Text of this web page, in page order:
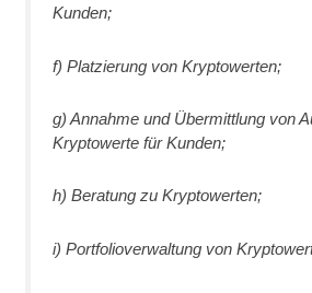
Kunden;
f) Platzierung von Kryptowerten;
g) Annahme und Übermittlung von
Kryptowerte für Kunden;
h) Beratung zu Kryptowerten;
i) Portfolioverwaltung von